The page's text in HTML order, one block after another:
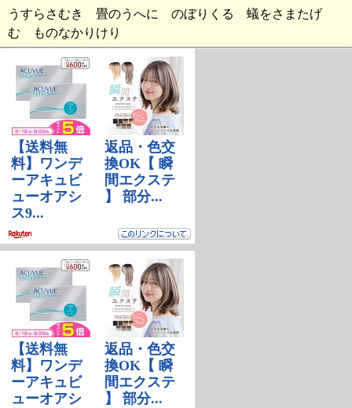
うすらさむき 畳のうへに のぼりくる 蟻をさまたげ
む ものなかりけり